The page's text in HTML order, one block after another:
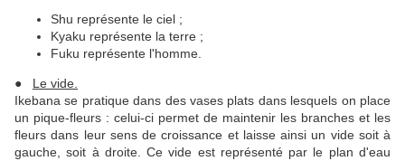
Shu représente le ciel ;
Kyaku représente la terre ;
Fuku représente l'homme.
● Le vide.
Ikebana se pratique dans des vases plats dans lesquels on place
un pique-fleurs : celui-ci permet de maintenir les branches et les
fleurs dans leur sens de croissance et laisse ainsi un vide soit à
gauche, soit à droite. Ce vide est représenté par le plan d'eau